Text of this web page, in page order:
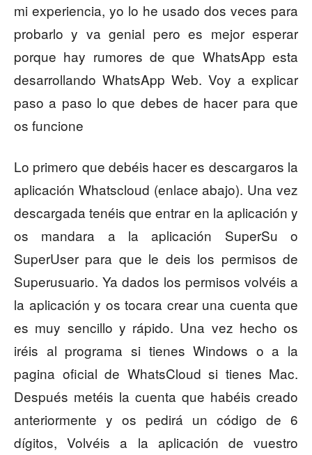
mi experiencia, yo lo he usado dos veces para
probarlo y va genial pero es mejor esperar
porque hay rumores de que WhatsApp esta
desarrollando WhatsApp Web. Voy a explicar
paso a paso lo que debes de hacer para que
os funcione
Lo primero que debéis hacer es descargaros la
aplicación Whatscloud (enlace abajo). Una vez
descargada tenéis que entrar en la aplicación y
os mandara a la aplicación SuperSu o
SuperUser para que le deis los permisos de
Superusuario. Ya dados los permisos volvéis a
la aplicación y os tocara crear una cuenta que
es muy sencillo y rápido. Una vez hecho os
iréis al programa si tienes Windows o a la
pagina oficial de WhatsCloud si tienes Mac.
Después metéis la cuenta que habéis creado
anteriormente y os pedirá un código de 6
dígitos, Volvéis a la aplicación de vuestro